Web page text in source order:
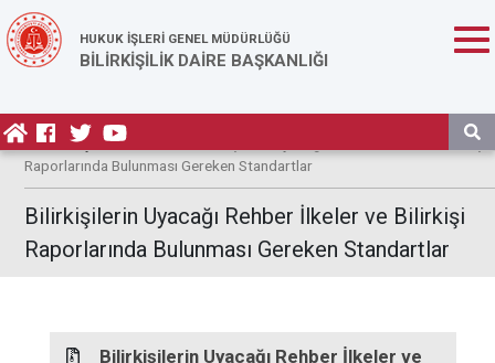
HUKUK İŞLERİ GENEL MÜDÜRLÜĞÜ
BİLİRKİŞİLİK DAİRE BAŞKANLIĞI
Anasayfa / Mevzuat / Bilirkişilerin Uyacağı Rehber İlkeler ve Bilirkişi
Raporlarında Bulunması Gereken Standartlar
Bilirkişilerin Uyacağı Rehber İlkeler ve Bilirkişi
Raporlarında Bulunması Gereken Standartlar
Bilirkişilerin Uyacağı Rehber İlkeler ve